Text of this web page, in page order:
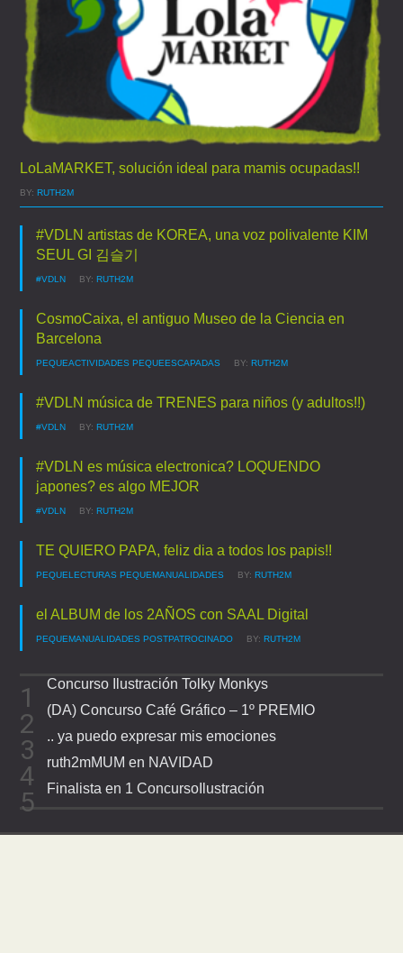
LoLaMARKET, solución ideal para mamis ocupadas!!
BY:RUTH2M
#VDLN artistas de KOREA, una voz polivalente KIM
SEUL GI 김슬기
#VDLN BY:RUTH2M
CosmoCaixa, el antiguo Museo de la Ciencia en
Barcelona
PEQUEACTIVIDADES PEQUEESCAPADAS BY:RUTH2M
#VDLN música de TRENES para niños (y adultos!!)
#VDLN BY:RUTH2M
#VDLN es música electronica? LOQUENDO
japones? es algo MEJOR
#VDLN BY:RUTH2M
TE QUIERO PAPA, feliz dia a todos los papis!!
PEQUELECTURAS PEQUEMANUALIDADES BY:RUTH2M
el ALBUM de los 2AÑOS con SAAL Digital
PEQUEMANUALIDADES POSTPATROCINADO BY:RUTH2M
Concurso Ilustración Tolky Monkys
(DA) Concurso Café Gráfico – 1º PREMIO
.. ya puedo expresar mis emociones
ruth2mMUM en NAVIDAD
Finalista en 1 ConcursoIlustración